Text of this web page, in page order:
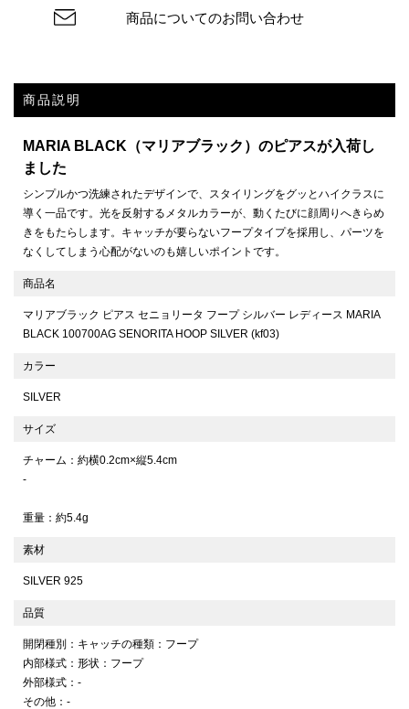
商品についてのお問い合わせ
商品説明
MARIA BLACK（マリアブラック）のピアスが入荷し
ました
シンプルかつ洗練されたデザインで、スタイリングをグッとハイクラスに
導く一品です。光を反射するメタルカラーが、動くたびに顔周りへきらめ
きをもたらします。キャッチが要らないフープタイプを採用し、パーツを
なくしてしまう心配がないのも嬉しいポイントです。
商品名
マリアブラック ピアス セニョリータ フープ シルバー レディース MARIA
BLACK 100700AG SENORITA HOOP SILVER (kf03)
カラー
SILVER
サイズ
チャーム：約横0.2cm×縦5.4cm
-
重量：約5.4g
素材
SILVER 925
品質
開閉種別：キャッチの種類：フープ
内部様式：形状：フープ
外部様式：-
その他：-